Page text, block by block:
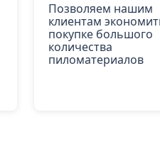
Позволяем нашим
клиентам
покупке большого
количества
пиломатериалов